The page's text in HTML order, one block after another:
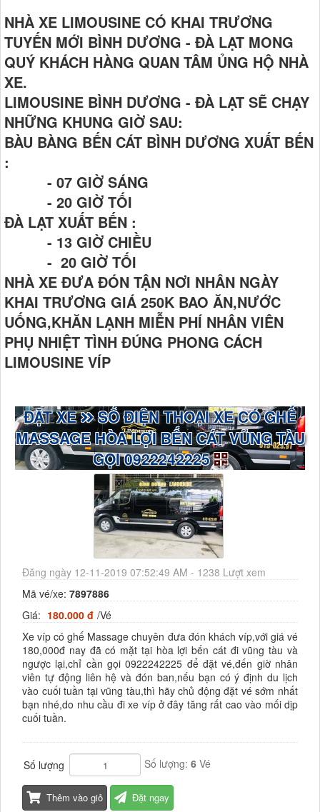
NHÀ XE LIMOUSINE CÓ KHAI TRƯƠNG
TUYẾN MỚI BÌNH DƯƠNG - ĐÀ LẠT MONG
QUÝ KHÁCH HÀNG QUAN TÂM ỦNG HỘ NHÀ
XE.
LIMOUSINE BÌNH DƯƠNG - ĐÀ LẠT SẼ CHẠY
NHỮNG KHUNG GIỜ SAU:
BÀU BÀNG BẾN CÁT BÌNH DƯƠNG XUẤT BẾN
:
- 07 GIỜ SÁNG
- 20 GIỜ TỐI
ĐÀ LẠT XUẤT BẾN :
- 13 GIỜ CHIỀU
- 20 GIỜ TỐI
NHÀ XE ĐƯA ĐÓN TẬN NƠI NHÂN NGÀY
KHAI TRƯƠNG GIÁ 250K BAO ĂN,NƯỚC
UỐNG,KHĂN LẠNH MIỄN PHÍ NHÂN VIÊN
PHỤ NHIỆT TÌNH ĐÚNG PHONG CÁCH
LIMOUSINE VÍP
ĐẶT XE SỐ ĐIỆN THOẠI XE CÓ GHẾ
MASSAGE HÒA LỢI BẾN CÁT VŨNG TÀU
GỌI 0922242225
Đăng ngày 12-11-2019 07:52:49 AM - 1238 Lượt xem
Mã vé/xe: 7897886
Giá: 180.000 đ /Vé
Xe víp có ghế Massage chuyên đưa đón khách víp,với giá vé
180,000đ nay đã có mặt tại hòa lợi bến cát đi vũng tàu và
ngược lại,chỉ cần gọi 0922242225 để đặt vé,đến giờ nhân
viên tự động liên hệ và đón ban,nếu bạn có ý định du lịch
vào cuối tuần tại vũng tàu,thì hãy chủ động đặt vé sớm nhất
bạn nhé,do nhu cầu đi xe víp ở đây tăng rất cao vào mối dịp
cuối tuần.
Số lượng Số lượng: 6 Vé
Thêm vào giỏ Đặt ngay